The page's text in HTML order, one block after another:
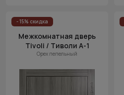
- 15% скидка
Межкомнатная дверь
Tivoli / Тиволи А-1
Орех пепельный